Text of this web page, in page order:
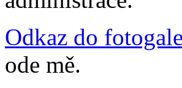
Odkaz do
ode mě.